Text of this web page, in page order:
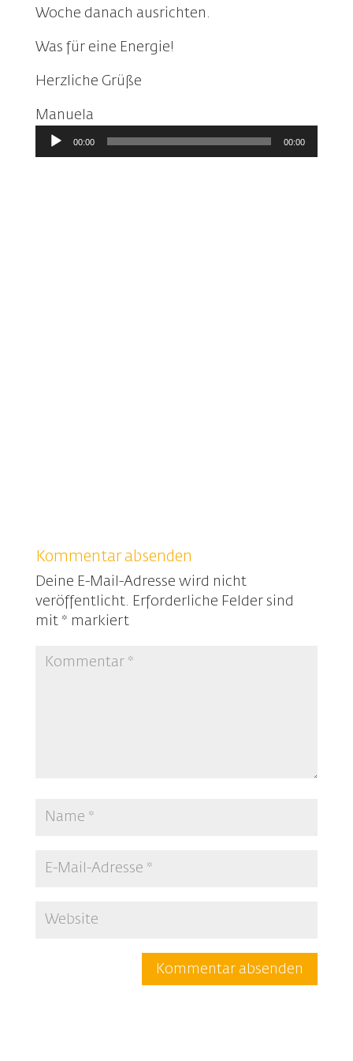
Woche danach ausrichten.
Was für eine Energie!
Herzliche Grüße
Manuela
Audio-
Player
00:00 00:00
Kommentar absenden
Deine E-Mail-Adresse wird nicht
veröffentlicht. Erforderliche Felder sind
mit * markiert